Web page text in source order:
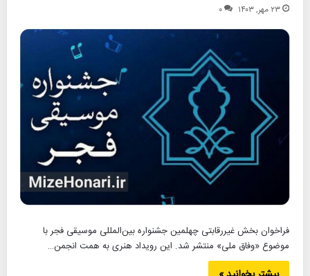
۲۳ مهر, ۱۴۰۳ ۰
فراخوان بخش غیررقابتی چهلمین جشنواره بین‌المللی موسیقی فجر با
موضوع «وفاق ملی» منتشر شد. این رویداد هنری به همت انجمن…